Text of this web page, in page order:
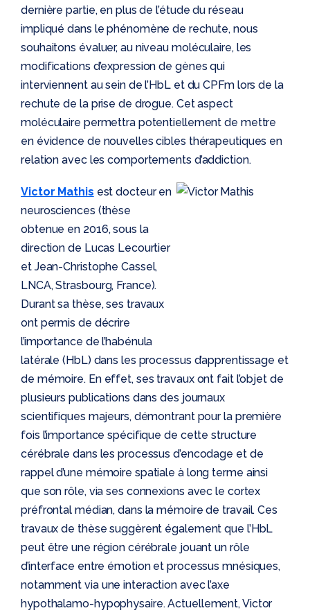
dernière partie, en plus de l’étude du réseau
impliqué dans le phénomène de rechute, nous
souhaitons évaluer, au niveau moléculaire, les
modifications d’expression de gènes qui
interviennent au sein de l’HbL et du CPFm lors de la
rechute de la prise de drogue. Cet aspect
moléculaire permettra potentiellement de mettre
en évidence de nouvelles cibles thérapeutiques en
relation avec les comportements d’addiction.
Victor Mathis est docteur en
neurosciences (thèse
obtenue en 2016, sous la
direction de Lucas Lecourtier
et Jean-Christophe Cassel,
LNCA, Strasbourg, France).
Durant sa thèse, ses travaux
ont permis de décrire
l’importance de l’habénula
latérale (HbL) dans les processus d’apprentissage et
de mémoire. En effet, ses travaux ont fait l’objet de
plusieurs publications dans des journaux
scientifiques majeurs, démontrant pour la première
fois l’importance spécifique de cette structure
cérébrale dans les processus d’encodage et de
rappel d’une mémoire spatiale à long terme ainsi
que son rôle, via ses connexions avec le cortex
préfrontal médian, dans la mémoire de travail. Ces
travaux de thèse suggèrent également que l’HbL
peut être une région cérébrale jouant un rôle
d’interface entre émotion et processus mnésiques,
notamment via une interaction avec l’axe
hypothalamo-hypophysaire. Actuellement, Victor